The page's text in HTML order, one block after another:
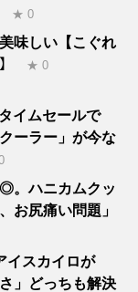
★ 0
味しい【こぐれ
★ 0
イムセールで
ーラー」が今な
。ハニカムクッ
お尻痛い問題」
イスカイロが
」どっちも解決